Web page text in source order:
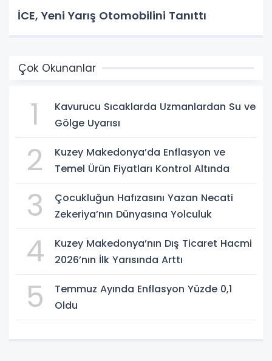
İCE, Yeni Yarış Otomobilini Tanıttı
Çok Okunanlar
1
Kavurucu Sıcaklarda Uzmanlardan Su ve
Gölge Uyarısı
2
Kuzey Makedonya’da Enflasyon ve
Temel Ürün Fiyatları Kontrol Altında
3
Çocukluğun Hafızasını Yazan Necati
Zekeriya’nın Dünyasına Yolculuk
4
Kuzey Makedonya’nın Dış Ticaret Hacmi
2026’nın İlk Yarısında Arttı
5
Temmuz Ayında Enflasyon Yüzde 0,1
Oldu